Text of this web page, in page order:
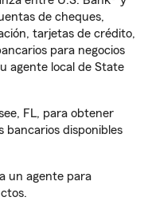
de cheques,
tarjetas de crédito,
para negocios
agente local de State
FL, para obtener
bancarios disponibles
a un agente para